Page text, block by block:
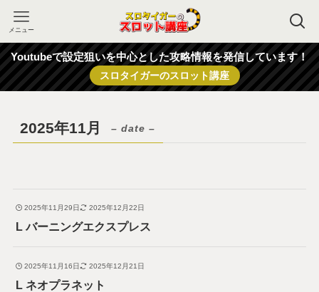
メニュー
Youtubeで設定狙いを中心とした攻略情報を発信しています！
スロタイガーのスロット講座
2025年11月 – date –
2025年11月29日 2025年12月22日
L バーニングエクスプレス
2025年11月16日 2025年12月21日
L ネオプラネット